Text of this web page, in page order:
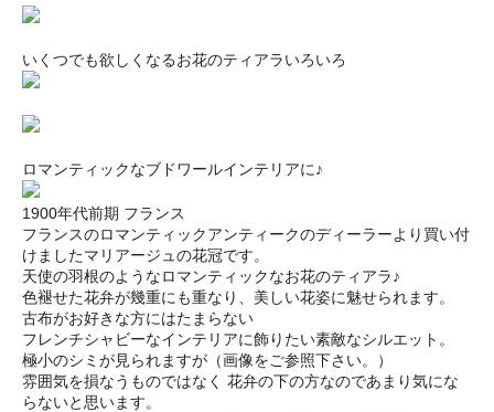
いくつでも欲しくなるお花のティアラいろいろ
ロマンティックなブドワールインテリアに♪
1900年代前期 フランス
フランスのロマンティックアンティークのディーラーより買い付
けましたマリアージュの花冠です。
天使の羽根のようなロマンティックなお花のティアラ♪
色褪せた花弁が幾重にも重なり、美しい花姿に魅せられます。
古布がお好きな方にはたまらない
フレンチシャビーなインテリアに飾りたい素敵なシルエット。
極小のシミが見られますが（画像をご参照下さい。）
雰囲気を損なうものではなく 花弁の下の方なのであまり気にな
らないと思います。